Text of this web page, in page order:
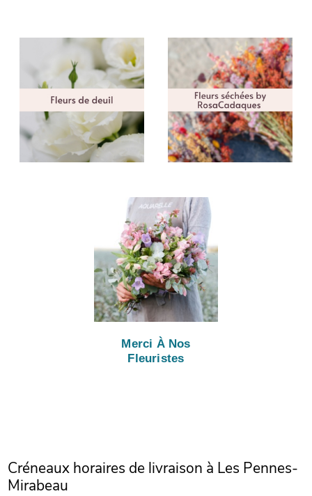
Merci À Nos
Fleuristes
Créneaux horaires de livraison à Les Pennes-
Mirabeau